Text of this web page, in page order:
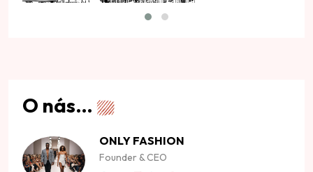
O nás…
ONLY FASHION
Founder & CEO